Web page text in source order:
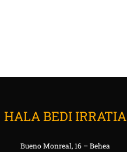
HALA BEDI IRRATIA
Bueno Monreal, 16 – Behea